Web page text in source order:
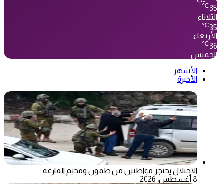
35
℃
الثلاثاء
35
℃
الأربعاء
36
℃
الخميس
الأشهر
الأخيرة
الاحتلال يحتجز مواطنين من طمون ومخيم الفارعة
8 أغسطس، 2026